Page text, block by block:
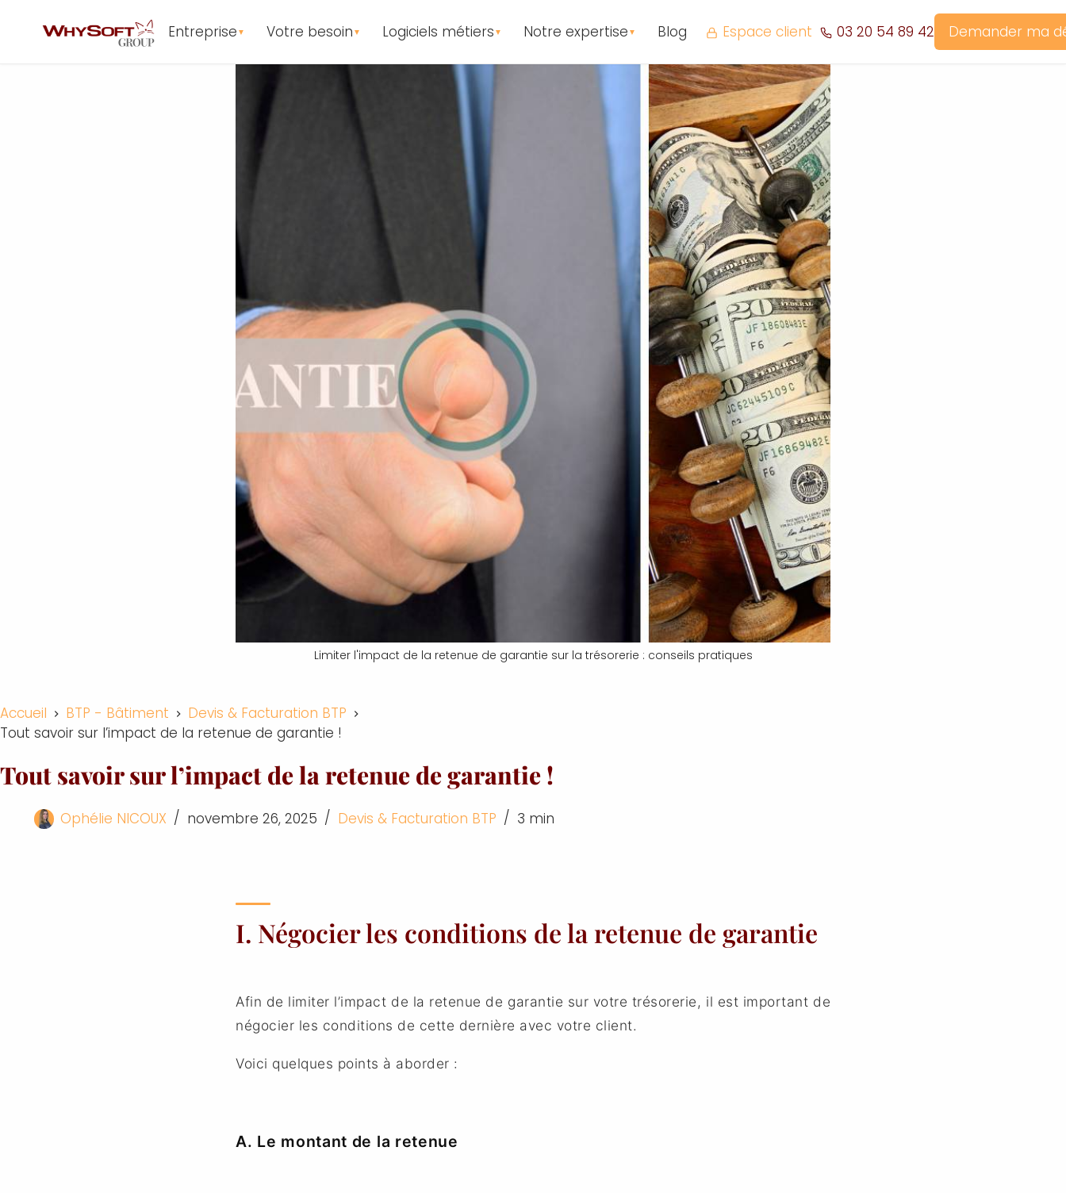
Entreprise ▼ Votre besoin ▼ Logiciels métiers ▼ Notre expertise ▼ Blog Espace client 03 20 54 89 42 Demander ma
Limiter l'impact de la retenue de garantie sur la trésorerie : conseils pratiques
Accueil BTP - Bâtiment
Devis & Facturation BTP
Tout savoir sur l’impact de la retenue de garantie !
Tout savoir sur l’impact de la retenue de garantie !
Ophélie NICOUX novembre 26, 2025 Devis & Facturation BTP 3 min
I. Négocier les conditions de la retenue de garantie
Afin de limiter l’impact de la retenue de garantie sur votre trésorerie, il est important de
négocier les conditions de cette dernière avec votre client.
Voici quelques points à aborder :
A. Le montant de la retenue